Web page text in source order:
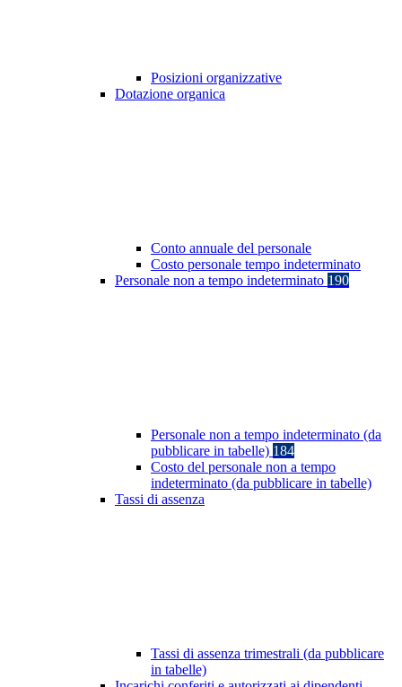
Posizioni organizzative
Dotazione organica
Conto annuale del personale
Costo personale tempo indeterminato
Personale non a tempo indeterminato 190
Personale non a tempo indeterminato (da
pubblicare in tabelle) 184
Costo del personale non a tempo
indeterminato (da pubblicare in tabelle)
Tassi di assenza
Tassi di assenza trimestrali (da pubblicare
in tabelle)